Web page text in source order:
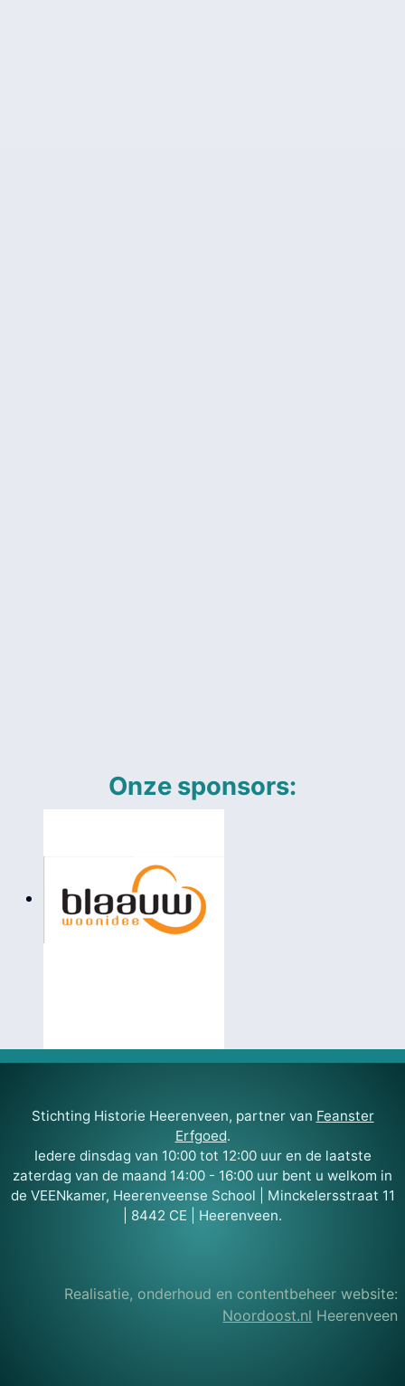
Onze sponsors:
Stichting Historie Heerenveen, partner van Feanster
Erfgoed.
Iedere dinsdag van 10:00 tot 12:00 uur en de laatste
zaterdag van de maand 14:00 - 16:00 uur bent u welkom in
de VEENkamer, Heerenveense School | Minckelersstraat 11
| 8442 CE | Heerenveen.
Realisatie, onderhoud en contentbeheer website:
Noordoost.nl Heerenveen